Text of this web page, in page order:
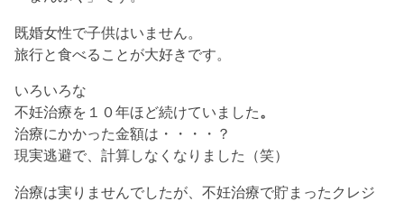
既婚女性で子供はいません。
旅行と食べることが大好きです。
いろいろな
不妊治療を１０年ほど続けていました。
治療にかかった金額は・・・・？
現実逃避で、計算しなくなりました（笑）
治療は実りませんでしたが、不妊治療で貯まった クレジ